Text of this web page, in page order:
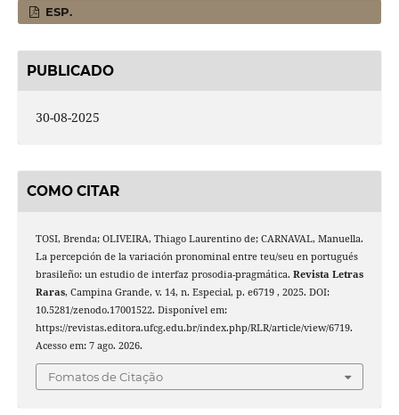
ESP.
PUBLICADO
30-08-2025
COMO CITAR
TOSI, Brenda; OLIVEIRA, Thiago Laurentino de; CARNAVAL, Manuella.
La percepción de la variación pronominal entre teu/seu en portugués
brasileño: un estudio de interfaz prosodia-pragmática. Revista Letras
Raras, Campina Grande, v. 14, n. Especial, p. e6719 , 2025. DOI:
10.5281/zenodo.17001522. Disponível em:
https://revistas.editora.ufcg.edu.br/index.php/RLR/article/view/6719.
Acesso em: 7 ago. 2026.
Fomatos de Citação